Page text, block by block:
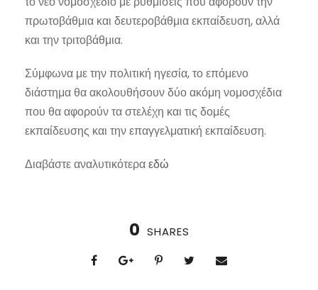
πρωτοβάθμια και δευτεροβάθμια εκπαίδευση, αλλά
και την τριτοβάθμια.
Σύμφωνα με την πολιτική ηγεσία, το επόμενο
διάστημα θα ακολουθήσουν δύο ακόμη νομοσχέδια
που θα αφορούν τα στελέχη και τις δομές
εκπαίδευσης και την επαγγελματική εκπαίδευση.
Διαβάστε αναλυτικότεραεδώ
0 SHARES